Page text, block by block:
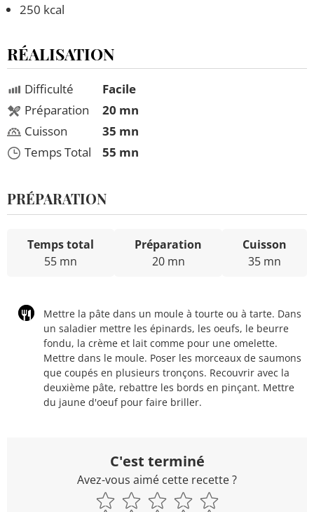
250 kcal
RÉALISATION
Difficulté
Préparation
Cuisson
Temps Total
Facile
20 mn
35 mn
55 mn
PRÉPARATION
Temps total
55 mn
Préparation
20 mn
Cuisson
35 mn
Mettre la pâte dans un moule à tourte ou à tarte. Dans
un saladier mettre les épinards, les oeufs, le beurre
fondu, la crème et lait comme pour une omelette.
Mettre dans le moule. Poser les morceaux de saumons
que coupés en plusieurs tronçons. Recouvrir avec la
deuxième pâte, rebattre les bords en pinçant. Mettre
du jaune d'oeuf pour faire briller.
C'est terminé
Avez-vous aimé cette recette ?